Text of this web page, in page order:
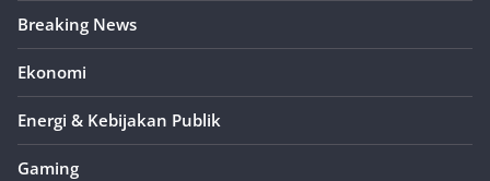
Breaking News
Ekonomi
Energi & Kebijakan Publik
Gaming